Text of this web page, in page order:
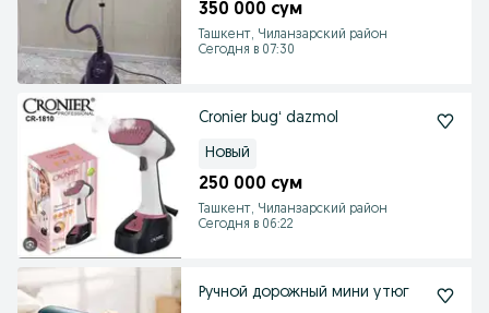
350 000 сум
Ташкент, Чиланзарский район
Сегодня в 07:30
Cronier bugʻ dazmol
Новый
250 000 сум
Ташкент, Чиланзарский район
Сегодня в 06:22
Ручной дорожный мини утюг